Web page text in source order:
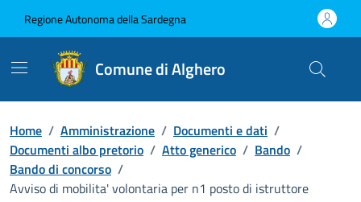
Regione Autonoma della Sardegna
Comune di Alghero
Home / Amministrazione / Documenti e dati /
Documenti albo pretorio / Atto generico / Bando /
Bando di concorso /
Avviso di mobilita' volontaria per n1 posto di istruttore